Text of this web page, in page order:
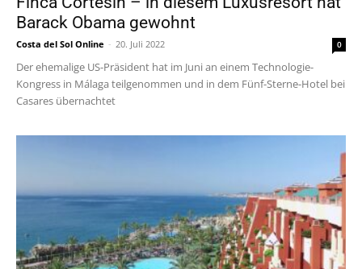
Barack Obama gewohnt
Costa del Sol Online - 20. Juli 2022 0
Der ehemalige US-Präsident hat im Juni an einem Technologie-
Kongress in Málaga teilgenommen und in dem Fünf-Sterne-Hotel bei
Casares übernachtet